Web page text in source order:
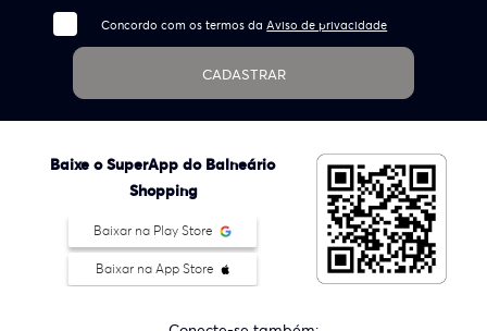
Concordo com os termos daAviso de privacidade
CADASTRAR
Baixe o SuperApp do Balneário
Shopping
Baixar na Play Store
Baixar na App Store